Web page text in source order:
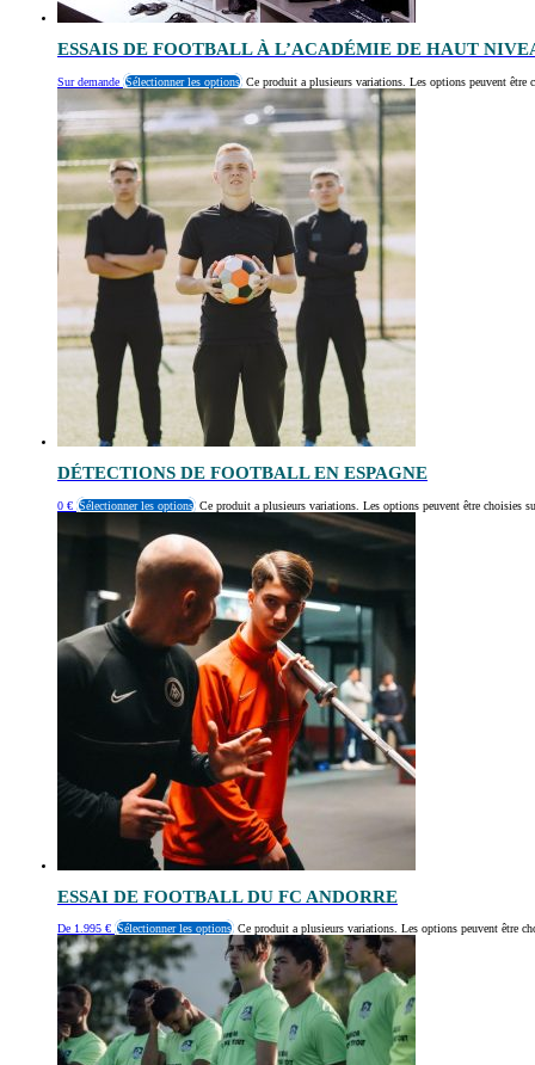
ESSAIS DE FOOTBALL À L’ACADÉMIE DE HAUT
Sur demande Sélectionner les options Ce produit a plusieurs variations. Les options peuvent être
DÉTECTIONS DE FOOTBALL EN ESPAGNE
0 € Sélectionner les options Ce produit a plusieurs variations. Les options peuvent être choisies
ESSAI DE FOOTBALL DU FC ANDORRE
De 1.995 € Sélectionner les options Ce produit a plusieurs variations. Les options peuvent être